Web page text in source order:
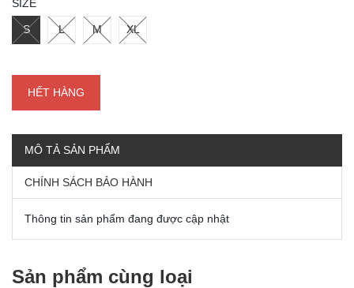
SIZE
S L M XL
HẾT HÀNG
MÔ TẢ SẢN PHẨM
CHÍNH SÁCH BẢO HÀNH
Thông tin sản phẩm đang được cập nhật
Sản phẩm cùng loại